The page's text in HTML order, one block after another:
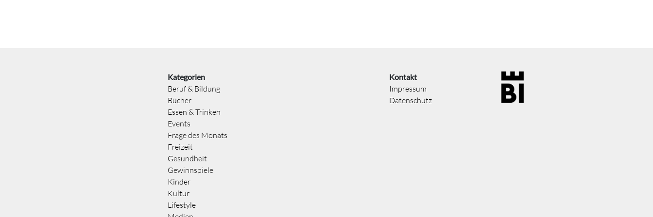
Kategorien
Beruf & Bildung
Bücher
Essen & Trinken
Events
Frage des Monats
Freizeit
Gesundheit
Gewinnspiele
Kinder
Kultur
Lifestyle
Kontakt
Impressum
Datenschutz